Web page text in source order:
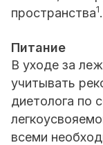
пространства1.
Питание
В уходе за
учитывать
диетолога по
всеми